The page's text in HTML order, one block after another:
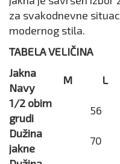
za svakodnevne
modernog stila.
TABELA VELIČINA
Jakna
Navy
M L
1/2 obim
grudi
56
Dužina
jakne
70